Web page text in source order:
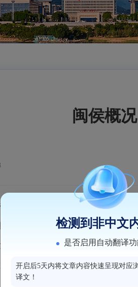
闽侯概况
县有49个社区、294个村，常住人
名单、国家知识产权强县工程示
强县第11位、县域高质量发展百
位。2025年5月，我县被中央宣传思
检测到非中文
是否启用自动翻译功
开启后5天内将文章内容快速呈现对应
译文！